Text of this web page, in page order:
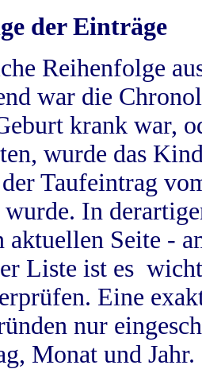
der Einträge
Reihenfolge
war die
krank war,
wurde das
der Taufeintrag
In
aktuellen Seite -
Liste ist es
Eine
nur
Monat und Jahr.